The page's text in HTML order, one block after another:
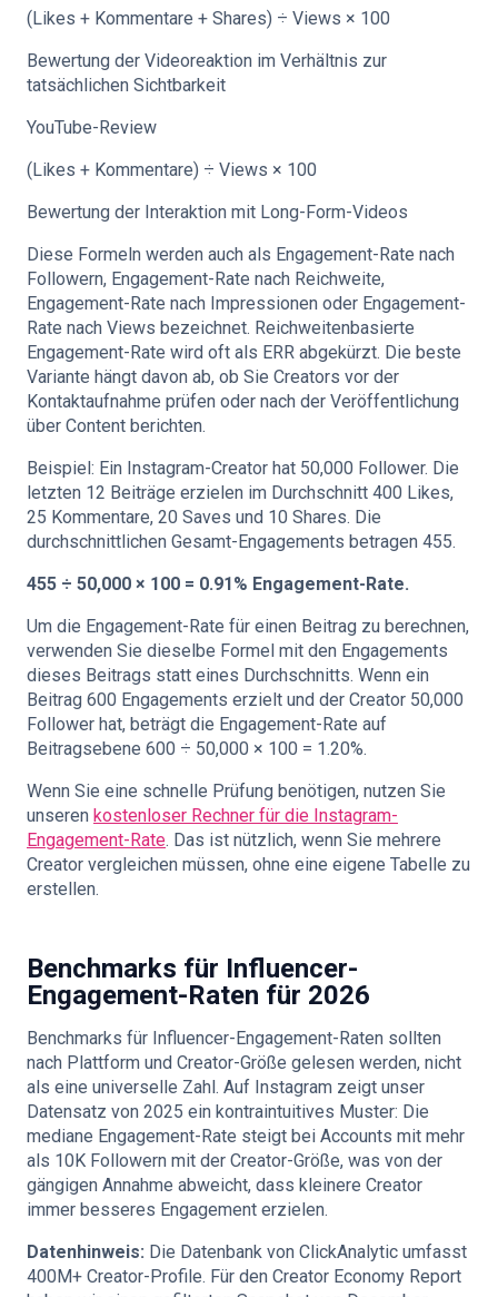
(Likes + Kommentare + Shares) ÷ Views × 100
Bewertung der Videoreaktion im Verhältnis zur
tatsächlichen Sichtbarkeit
YouTube-Review
(Likes + Kommentare) ÷ Views × 100
Bewertung der Interaktion mit Long-Form-Videos
Diese Formeln werden auch als Engagement-Rate nach
Followern, Engagement-Rate nach Reichweite,
Engagement-Rate nach Impressionen oder Engagement-
Rate nach Views bezeichnet. Reichweitenbasierte
Engagement-Rate wird oft als ERR abgekürzt. Die beste
Variante hängt davon ab, ob Sie Creators vor der
Kontaktaufnahme prüfen oder nach der Veröffentlichung
über Content berichten.
Beispiel: Ein Instagram-Creator hat 50,000 Follower. Die
letzten 12 Beiträge erzielen im Durchschnitt 400 Likes,
25 Kommentare, 20 Saves und 10 Shares. Die
durchschnittlichen Gesamt-Engagements betragen 455.
455 ÷ 50,000 × 100 = 0.91% Engagement-Rate.
Um die Engagement-Rate für einen Beitrag zu berechnen,
verwenden Sie dieselbe Formel mit den Engagements
dieses Beitrags statt eines Durchschnitts. Wenn ein
Beitrag 600 Engagements erzielt und der Creator 50,000
Follower hat, beträgt die Engagement-Rate auf
Beitragsebene 600 ÷ 50,000 × 100 = 1.20%.
Wenn Sie eine schnelle Prüfung benötigen, nutzen Sie
unseren kostenloser Rechner für die Instagram-
Engagement-Rate. Das ist nützlich, wenn Sie mehrere
Creator vergleichen müssen, ohne eine eigene Tabelle zu
erstellen.
Benchmarks für Influencer-
Engagement-Raten für 2026
Benchmarks für Influencer-Engagement-Raten sollten
nach Plattform und Creator-Größe gelesen werden, nicht
als eine universelle Zahl. Auf Instagram zeigt unser
Datensatz von 2025 ein kontraintuitives Muster: Die
mediane Engagement-Rate steigt bei Accounts mit mehr
als 10K Followern mit der Creator-Größe, was von der
gängigen Annahme abweicht, dass kleinere Creator
immer besseres Engagement erzielen.
Datenhinweis: Die Datenbank von ClickAnalytic umfasst
400M+ Creator-Profile. Für den Creator Economy Report